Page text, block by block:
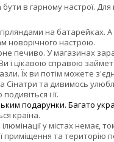
в гарному настрої.
на батарейках. А
новорічного настрою.
печиво. У магазинах
і цікавою справою
Їх ви потім можете
Сінатри та дивимось
і її.
подарунки. Багато
країна.
у містах немає,
приміщення та територію